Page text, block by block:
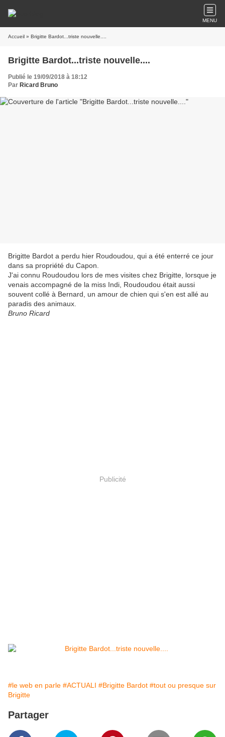
MENU
Accueil » Brigitte Bardot...triste nouvelle....
Brigitte Bardot...triste nouvelle....
Publié le 19/09/2018 à 18:12
Par Ricard Bruno
Brigitte Bardot a perdu hier Roudoudou, qui a été enterré ce jour
dans sa propriété du Capon.
J'ai connu Roudoudou lors de mes visites chez Brigitte, lorsque je
venais accompagné de la miss Indi, Roudoudou était aussi
souvent collé à Bernard, un amour de chien qui s'en est allé au
paradis des animaux.
Bruno Ricard
Publicité
#le web en parle #ACTUALI #Brigitte Bardot #tout ou presque sur
Brigitte
Partager